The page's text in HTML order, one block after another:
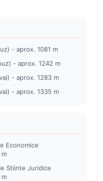
- aprox. 1081 m
- aprox. 1242 m
- aprox. 1283 m
- aprox. 1335 m
Economice
Stiinte Juridice